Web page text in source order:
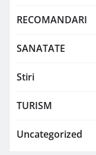
RECOMANDARI
SANATATE
Stiri
TURISM
Uncategorized